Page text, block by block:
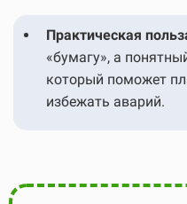
Практическая
«бумагу», а
который поможет
избежать аварий.